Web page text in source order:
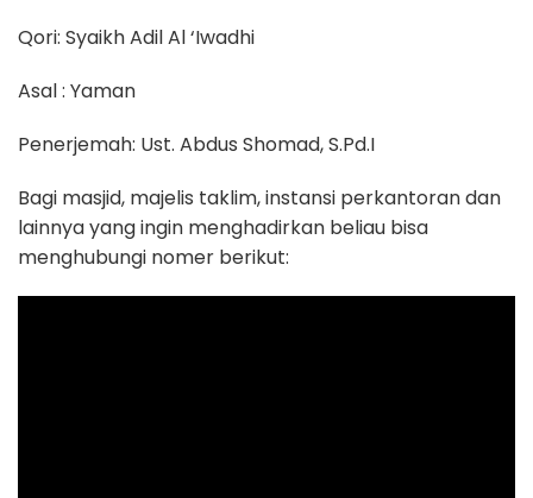
Qori: Syaikh Adil Al ‘Iwadhi
Asal : Yaman
Penerjemah: Ust. Abdus Shomad, S.Pd.I
Bagi masjid, majelis taklim, instansi perkantoran dan
lainnya yang ingin menghadirkan beliau bisa
menghubungi nomer berikut: